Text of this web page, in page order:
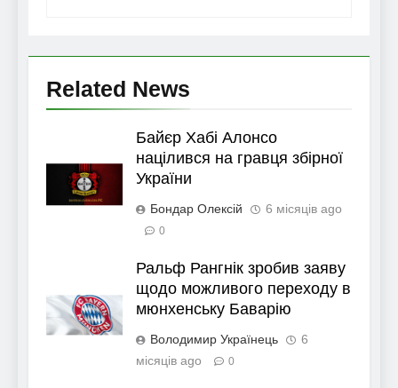
Related News
Байєр Хабі Алонсо
націлився на гравця збірної
України
Бондар Олексій 6 місяців ago
0
Ральф Рангнік зробив заяву
щодо можливого переходу в
мюнхенську Баварію
Володимир Українець
6
місяців ago
0